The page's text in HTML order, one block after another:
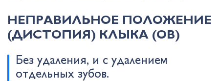
НЕПРАВИЛЬНОЕ ПОЛОЖЕНИЕ
(ДИСТОПИЯ) КЛЫКА (ОВ)
Без удаления, и с удалением
отдельных зубов.